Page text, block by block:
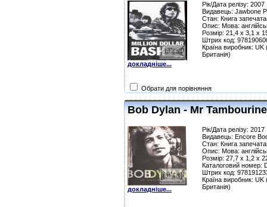
докладніше...
Рік/Дата релізу: 2007
Видавець: Jawbone
Стан: Книга
Опис: Мова:
Розмір: 21,4 x 3,1 x
Штрих код:
Країна виробник:
Британія)
Обрати для порівняння
Bob Dylan - Mr
докладніше...
Рік/Дата релізу: 2017
Видавець: Encore
Стан: Книга
Опис: Мова:
Розмір: 27,7 x 1,2 x
Каталоговий номер:
Штрих код:
Країна виробник:
Британія)